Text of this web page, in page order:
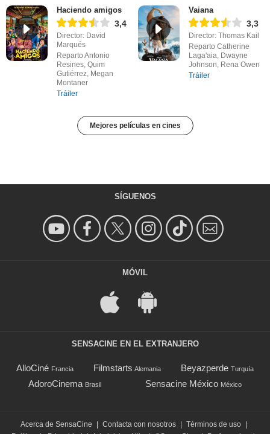
Haciendo amigos
3,4
Director: David
Marqués
Reparto Antonio
Resines, Quim
Gutiérrez, Megan
Montaner
Tráiler
Vaiana
3,3
Director: Thomas Kail
Reparto Catherine
Laga'aia, Dwayne
Johnson, Rena Owen
Tráiler
Mejores películas en cines
SÍGUENOS
MÓVIL
SENSACINE EN EL EXTRANJERO
AlloCiné Francia Filmstarts Alemania Beyazperde Turquía
AdoroCinema Brasil Sensacine México México
Acerca de SensaCine | Contacta con nosotros | Términos de uso |